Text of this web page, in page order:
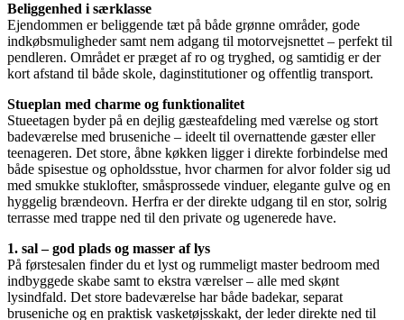
Beliggenhed i særklasse
Ejendommen er beliggende tæt på både grønne områder, gode
indkøbsmuligheder samt nem adgang til motorvejsnettet – perfekt til
pendleren. Området er præget af ro og tryghed, og samtidig er der
kort afstand til både skole, daginstitutioner og offentlig transport.
Stueplan med charme og funktionalitet
Stueetagen byder på en dejlig gæsteafdeling med værelse og stort
badeværelse med bruseniche – ideelt til overnattende gæster eller
teenageren. Det store, åbne køkken ligger i direkte forbindelse med
både spisestue og opholdsstue, hvor charmen for alvor folder sig ud
med smukke stuklofter, småsprossede vinduer, elegante gulve og en
hyggelig brændeovn. Herfra er der direkte udgang til en stor, solrig
terrasse med trappe ned til den private og ugenerede have.
1. sal – god plads og masser af lys
På førstesalen finder du et lyst og rummeligt master bedroom med
indbyggede skabe samt to ekstra værelser – alle med skønt
lysindfald. Det store badeværelse har både badekar, separat
bruseniche og en praktisk vasketøjsskakt, der leder direkte ned til